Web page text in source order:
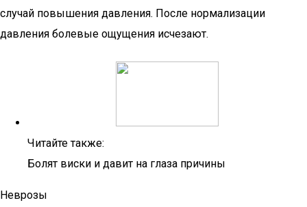
случай повышения давления. После нормализации
давления болевые ощущения исчезают.
Читайте также:
Болят виски и давит на глаза причины
Неврозы